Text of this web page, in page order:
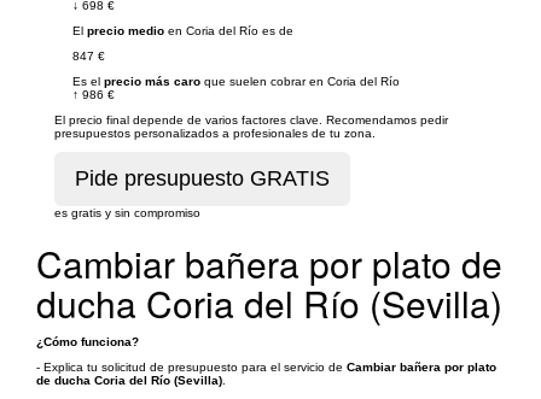
↓ 698 €
El precio medio en Coria del Río es de
847 €
Es el precio más caro que suelen cobrar en Coria del Río
↑ 986 €
El precio final depende de varios factores clave. Recomendamos pedir
presupuestos personalizados a profesionales de tu zona.
es gratis y sin compromiso
Cambiar bañera por plato de
ducha Coria del Río (Sevilla)
¿Cómo funciona?
- Explica tu solicitud de presupuesto para el servicio de Cambiar bañera por plato
de ducha Coria del Río (Sevilla)